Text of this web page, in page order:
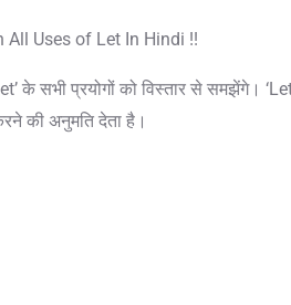
All Uses of Let In Hindi !!
के सभी प्रयोगों को विस्तार से समझेंगे।
की अनुमति देता है।